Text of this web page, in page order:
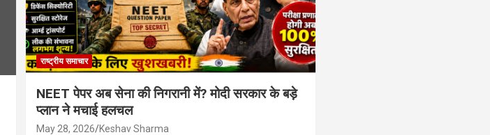
राष्ट्रीय समाचार
NEET पेपर अब सेना की निगरानी में? मोदी सरकार के बड़े
प्लान ने मचाई हलचल
May 28, 2026 Keshav Sharma